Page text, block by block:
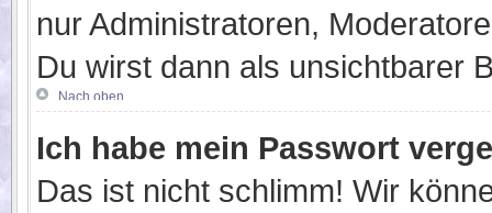
nur Administratoren,
Du wirst dann als unsichtbarer
Nach oben
Ich habe mein Passwort
Das ist nicht schlimm! Wir